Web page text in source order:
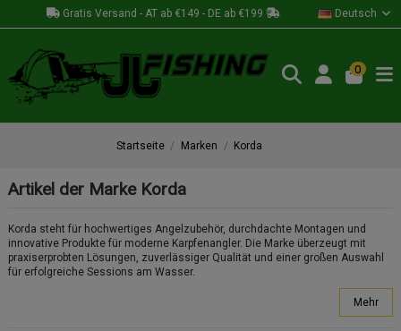
Gratis Versand - AT ab €149 - DE ab €199 Deutsch
0
Startseite Marken Korda
Artikel der Marke Korda
Korda steht für hochwertiges Angelzubehör, durchdachte Montagen und
innovative Produkte für moderne Karpfenangler. Die Marke überzeugt mit
praxiserprobten Lösungen, zuverlässiger Qualität und einer großen Auswahl
für erfolgreiche Sessions am Wasser.
Mehr